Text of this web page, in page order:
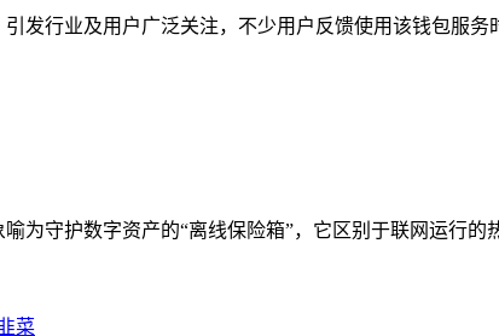
发行业及用户广泛关注，不少用户反馈使用该钱包服
为守护数字资产的“离线保险箱”，它区别于联网运行